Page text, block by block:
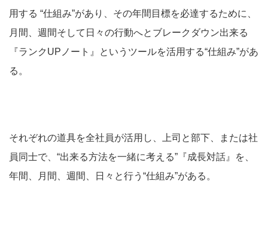
用する “仕組み”があり、その年間目標を必達するために、
月間、週間そして日々の行動へとブレークダウン出来る
『ランクUPノート』というツールを活用する“仕組み”があ
る。
それぞれの道具を全社員が活用し、上司と部下、または社
員同士で、“出来る方法を一緒に考える”『成長対話』を、
年間、月間、週間、日々と行う“仕組み”がある。